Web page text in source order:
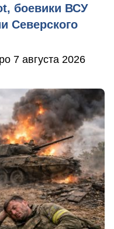
боевики ВСУ
Северского
7 августа 2026